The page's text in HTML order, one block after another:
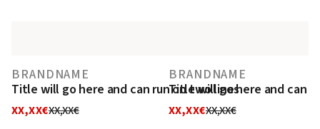
BRANDNAME
Title will go here and can run on two lines
XX,XX€XX,XX€
BRANDNAME
Title will go here and can
XX,XX€XX,XX€